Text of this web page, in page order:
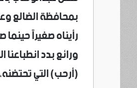
بمحافظة الضالع
رأيناه صغيراً
ورائع بدد
(أرحب) التي